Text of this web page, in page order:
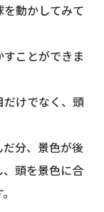
動かしてみて
ことができま
けでなく、頭
分、景色が後
頭を景色に合